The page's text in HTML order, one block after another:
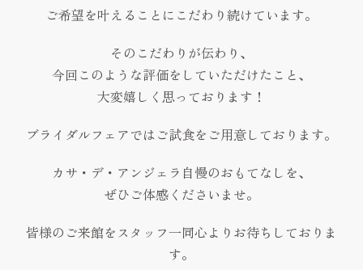
ご希望を叶えることにこだわり続けています。
そのこだわりが伝わり、
今回このような評価をしていただけたこと、
大変嬉しく思っております！
ブライダルフェアではご試食をご用意しております。
カサ・デ・アンジェラ自慢のおもてなしを、
ぜひご体感くださいませ。
皆様のご来館をスタッフ一同心よりお待ちしておりま
す。